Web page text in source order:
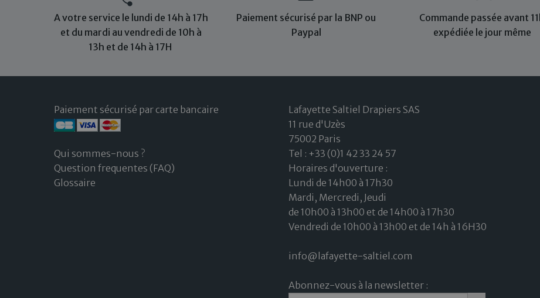
A votre service le lundi de 14h à 17h
et du mardi au vendredi de 10h à
13h et de 14h à 17H
Paiement sécurisé par la BNP ou
Paypal
Commande passée avant
expédiée le jour même
Paiement sécurisé par carte bancaire
Qui sommes-nous ?
Question frequentes (FAQ)
Glossaire
Lafayette Saltiel Drapiers SAS
11 rue d'Uzès
75002 Paris
Tel : +33 (0)1 42 33 24 57
Horaires d'ouverture :
Lundi de 14h00 à 17h30
Mardi, Mercredi, Jeudi
de 10h00 à 13h00 et de 14h00 à 17h30
Vendredi de 10h00 à 13h00 et de 14h à 16H30
info@lafayette-saltiel.com
Abonnez-vous à la newsletter :